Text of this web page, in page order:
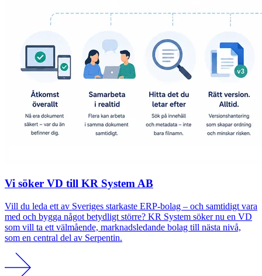
Vi söker VD till KR System AB
Vill du leda ett av Sveriges starkaste ERP-bolag – och samtidigt vara
med och bygga något betydligt större? KR System söker nu en VD
som vill ta ett välmående, marknadsledande bolag till nästa nivå,
som en central del av Serpentin.